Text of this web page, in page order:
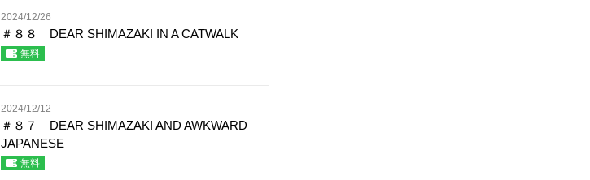
2024/12/26
＃８８ DEAR SHIMAZAKI IN A CATWALK
無料
2024/12/12
＃８７ DEAR SHIMAZAKI AND AWKWARD
JAPANESE
無料